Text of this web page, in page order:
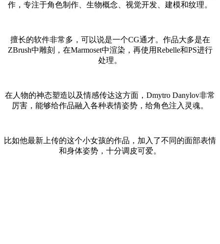
作，专注于角色制作、生物概念、视觉开发、建模和纹理。
擅长的软件非常多，可以说是一个CG通才。作品大多是在
ZBrush中雕刻，在Marmoset中渲染，再使用Rebelle和PS进行
处理。
在人物的神态塑造以及情感传达这方面，Dmytro Danylov非常
厉害，能够给作品融入各种表情姿势，给角色注入灵魂。
比如他最新上传的这个小女孩的作品，加入了不同的面部表情
和身体姿势，十分调皮可爱。